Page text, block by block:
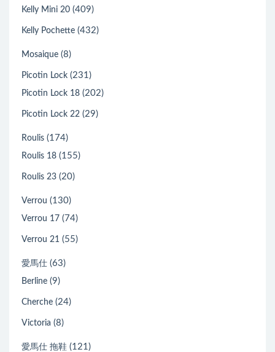
Kelly Mini 20 (409)
Kelly Pochette (432)
Mosaique (8)
Picotin Lock (231)
Picotin Lock 18 (202)
Picotin Lock 22 (29)
Roulis (174)
Roulis 18 (155)
Roulis 23 (20)
Verrou (130)
Verrou 17 (74)
Verrou 21 (55)
愛馬仕 (63)
Berline (9)
Cherche (24)
Victoria (8)
愛馬仕 拖鞋 (121)